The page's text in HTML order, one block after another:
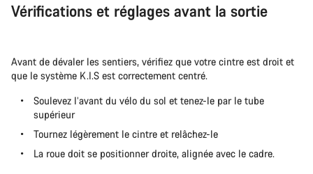
Vérifications et réglages avant la sortie
Avant de dévaler les sentiers, vérifiez que votre cintre est droit et
que le système K.I.S est correctement centré.
Soulevez l’avant du vélo du sol et tenez-le par le tube
supérieur
Tournez légèrement le cintre et relâchez-le
La roue doit se positionner droite, alignée avec le cadre.